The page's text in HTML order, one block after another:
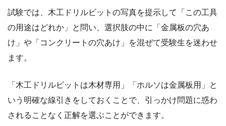
試験では、木工ドリルビットの写真を提示して「この工具
の用途はどれか」と問い、選択肢の中に「金属板の穴あ
け」や「コンクリートの穴あけ」を混ぜて受験生を迷わせ
ます。
「木工ドリルビットは木材専用」「ホルソは金属板用」と
いう明確な線引きをしておくことで、引っかけ問題に惑わ
されることなく正解を選ぶことができます。